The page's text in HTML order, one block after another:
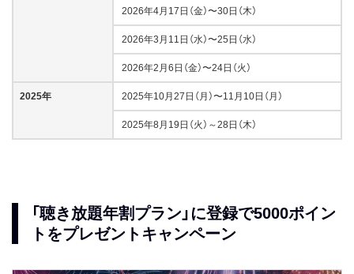
2026年4月17日（金）〜30日（木）
2026年3月11日（水）〜25日（水）
2026年2月6日（金）〜24日（火）
2025年 2025年10月27日（月）〜11月10日（月）
2025年8月19日（火）～28日（木）
「聴き放題年割プラン」に登録で5000ポイン
トをプレゼントキャンペーン